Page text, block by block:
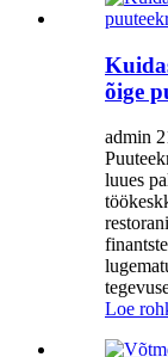
õige
admin
luues
Loe